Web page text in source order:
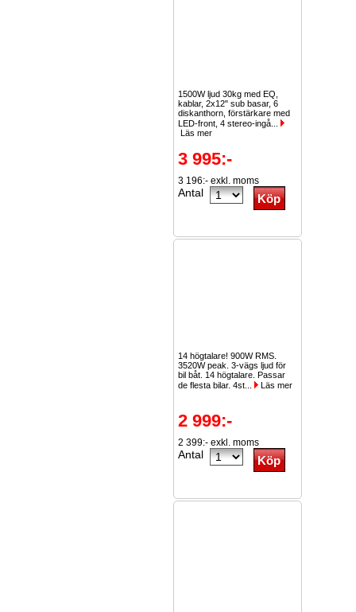
1500W ljud 30kg med EQ,
kablar, 2x12" sub basar, 6
diskanthorn, förstärkare med
LED-front, 4 stereo-ingå...
Läs mer
3 995:-
3 196:- exkl. moms
Antal
14 högtalare! 900W RMS.
3520W peak. 3-vägs ljud för
bil båt. 14 högtalare. Passar
de flesta bilar. 4st...
Läs mer
2 999:-
2 399:- exkl. moms
Antal